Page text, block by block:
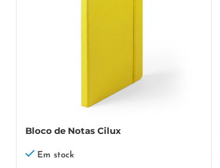
Bloco de Notas Cilux
Em stock